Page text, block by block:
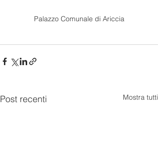
Palazzo Comunale di Ariccia
Post recenti Mostra tutti